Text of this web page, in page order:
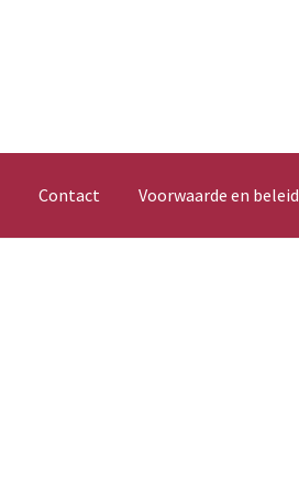
Contact Voorwaarde en beleid